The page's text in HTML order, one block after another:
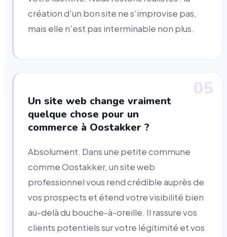
création d'un bon site ne s'improvise pas,
mais elle n'est pas interminable non plus.
05
Un site web change vraiment
quelque chose pour un
commerce à Oostakker ?
Absolument. Dans une petite commune
comme Oostakker, un site web
professionnel vous rend crédible auprès de
vos prospects et étend votre visibilité bien
au-delà du bouche-à-oreille. Il rassure vos
clients potentiels sur votre légitimité et vos